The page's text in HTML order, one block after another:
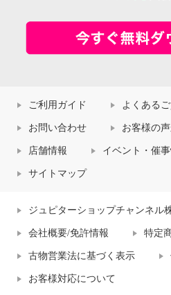
ご利用ガイド よくある
お問い合わせ お客様の
店舗情報 イベント・催
サイトマップ
ジュピターショップチャンネル
会社概要/免許情報 特定
古物営業法に基づく表示
お客様対応について